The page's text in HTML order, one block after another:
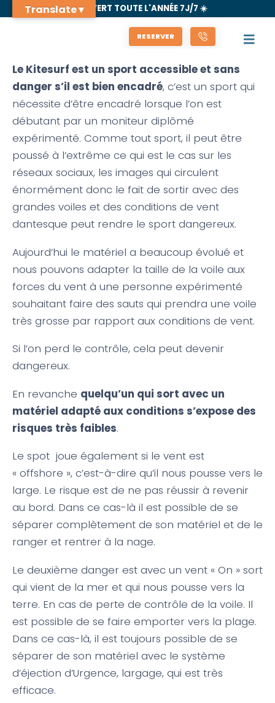
🌊 OUVERT TOUTE L'ANNÉE 7J/7 ☀️
RESERVER
Le Kitesurf est un sport accessible et sans
danger s’il est bien encadré, c’est un sport qui
nécessite d’être encadré lorsque l’on est
débutant par un moniteur diplômé
expérimenté. Comme tout sport, il peut être
poussé à l’extrême ce qui est le cas sur les
réseaux sociaux, les images qui circulent
énormément donc le fait de sortir avec des
grandes voiles et des conditions de vent
dantesque peut rendre le sport dangereux.
Aujourd’hui le matériel a beaucoup évolué et
nous pouvons adapter la taille de la voile aux
forces du vent à une personne expérimenté
souhaitant faire des sauts qui prendra une voile
très grosse par rapport aux conditions de vent.
Si l’on perd le contrôle, cela peut devenir
dangereux.
En revanche quelqu’un qui sort avec un
matériel adapté aux conditions s’expose des
risques très faibles.
Le spot joue également si le vent est
« offshore », c’est-à-dire qu’il nous pousse vers le
large. Le risque est de ne pas réussir à revenir
au bord. Dans ce cas-là il est possible de se
séparer complètement de son matériel et de le
ranger et rentrer à la nage.
Le deuxième danger est avec un vent « On » sort
qui vient de la mer et qui nous pousse vers la
terre. En cas de perte de contrôle de la voile. Il
est possible de se faire emporter vers la plage.
Dans ce cas-là, il est toujours possible de se
séparer de son matériel avec le système
d’éjection d’Urgence, largage, qui est très
efficace.
Translate ▾